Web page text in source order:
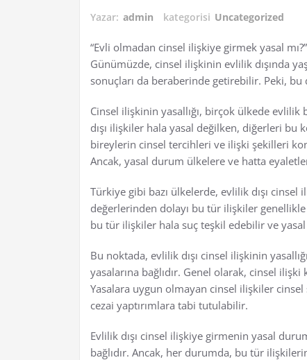
Yazar: admin kategorisi Uncategorized
“Evli olmadan cinsel ilişkiye girmek yasal
Günümüzde, cinsel ilişkinin evlilik dışında
sonuçları da beraberinde getirebilir. Peki,
Cinsel ilişkinin yasallığı, birçok ülkede
dışı ilişkiler hala yasal değilken, diğerleri bu
bireylerin cinsel tercihleri ve ilişki şekilleri
Ancak, yasal durum ülkelere ve hatta
Türkiye gibi bazı ülkelerde, evlilik dışı
değerlerinden dolayı bu tür ilişkiler genellikle
bu tür ilişkiler hala suç teşkil edebilir ve yasal
Bu noktada, evlilik dışı cinsel ilişkinin
yasalarına bağlıdır. Genel olarak, cinsel
Yasalara uygun olmayan cinsel ilişkiler
cezai yaptırımlara tabi tutulabilir.
Evlilik dışı cinsel ilişkiye girmenin yasal
bağlıdır. Ancak, her durumda, bu tür